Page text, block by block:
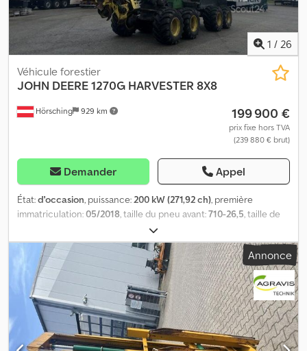
1 / 26
Hörsching 929 km
Véhicule forestier
JOHN DEERE1270G HARVESTER 8X8
199 900 €
prix fixe hors TVA
(239 880 € brut)
Demander Appel
État:d'occasion, puissance: 200 kW (271,92 ch), première
immatriculation:05/2018 , taille du pneu avant:710-26,5 , taille de
, kilométrage:
d'essieux:3 essieux, nombre de sièges:1, Équipement:cabine,
, | John Deere 1270G Harvester | Chauffage auxiliaire | 11 870
h | 8x8 | Cabine pivotante | Climatisation | bon état | entièrement
opérationnel | Transmission: Transmission
hydrostatique/mécanique avec boîte à 2 rapports | Système
hydraulique à détection de charge, frein de stabilisation | Moteur :
6 cylindres John Deere 6090 PowerTech PLUS conforme à la
norme d’émissions EPA FT4/UE étape V | 200 kW, 1315 Nm à 1 200-1
Annonce